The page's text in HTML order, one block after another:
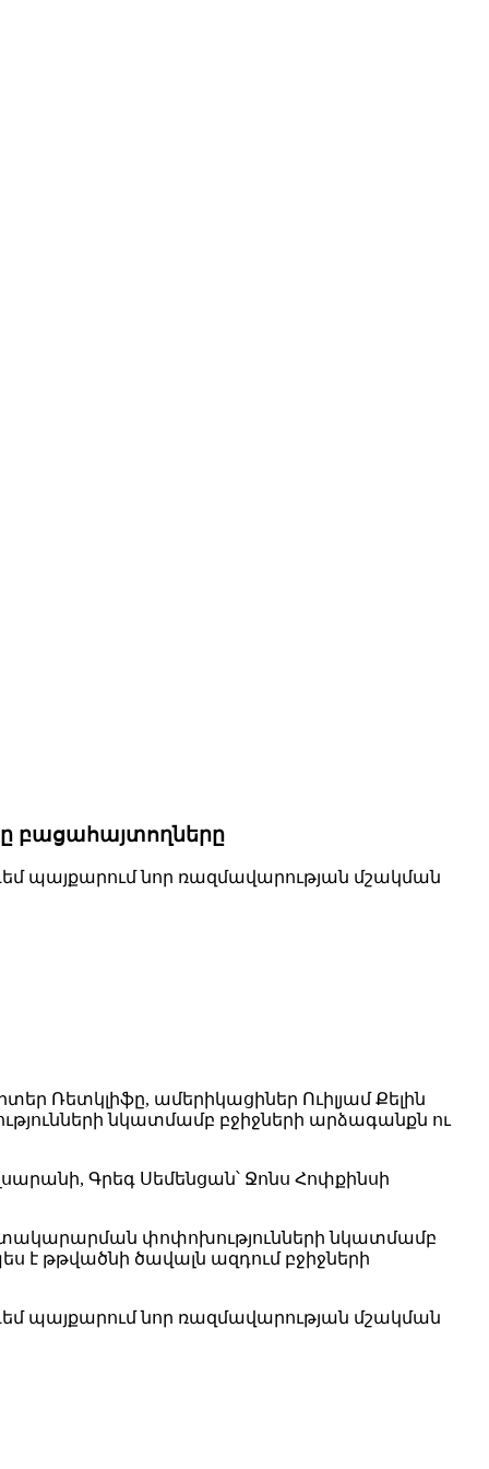
բացահայտողները
դեմ պայքարում նոր ռազմավարության մշակման
Ռետկլիֆը, ամերիկացիներ Ուիլյամ Քելին
նկատմամբ բջիջների արձագանքն ու
Գրեգ Սեմենցան՝ Ջոնս Հոփքինսի
փոփոխությունների նկատմամբ
է թթվածնի ծավալն ազդում բջիջների
դեմ պայքարում նոր ռազմավարության մշակման